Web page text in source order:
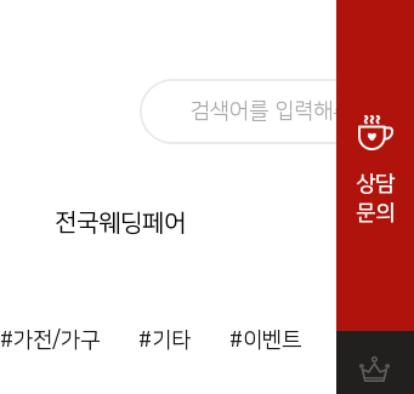
전국웨딩페어
#가전/가구 #기타 #이벤트
상담
문의